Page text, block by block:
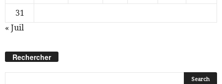
31
« Juil
Rechercher